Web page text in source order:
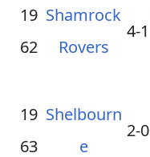
19
62
Shamrock
Rovers
4-1
19
63
Shelbourn
e
2-0